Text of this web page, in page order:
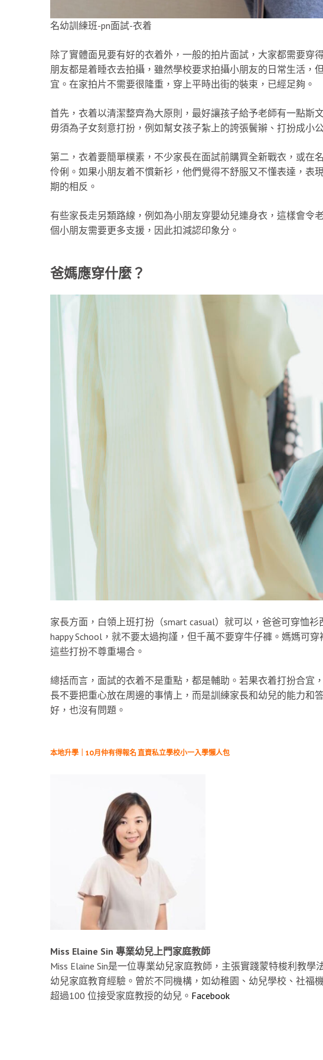
名幼訓練班-pn面試-衣着
除了實體面見要有好的衣着外，一般的拍片面試，大家都需要穿
朋友都是着睡衣去拍攝，雖然學校要求拍攝小朋友的日常生活，
宜。在家拍片不需要很隆重，穿上平時出街的裝束，已經足夠。
首先，衣着以清潔整齊為大原則，最好讓孩子給予老師有一點斯
毋須為子女刻意打扮，例如幫女孩子紮上的誇張鬢辮、打扮成小
第二，衣着要簡單樸素，不少家長在面試前購買全新戰衣，或在
伶俐。如果小朋友着不慣新衫，他們覺得不舒服又不懂表達，表
期的相反。
有些家長走另類路線，例如為小朋友穿嬰幼兒連身衣，這樣會令
個小朋友需要更多支援，因此扣減認印象分。
爸媽應穿什麼？
家長方面，白領上班打扮（smart casual）就可以，爸爸可穿恤
happy School，就不要太過拘謹，但千萬不要穿牛仔褲。媽媽可
這些打扮不尊重場合。
總括而言，面試的衣着不是重點，都是輔助。若果衣着打扮合宜
長不要把重心放在周邊的事情上，而是訓練家長和幼兒的能力和
好，也沒有問題。
本地升學｜10月仲有得報名 直資私立學校小一入學懶人包
Miss Elaine Sin 專業幼兒上門家庭教師
Miss Elaine Sin是一位專業幼兒家庭教師，主張實踐蒙特梭利教
幼兒家庭教育經驗。曾於不同機構，如幼稚園、幼兒學校、社福
超過100 位接受家庭教授的幼兒。 Facebook